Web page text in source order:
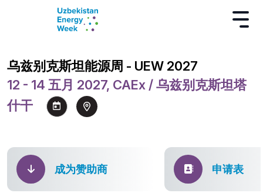
乌兹别克斯坦能源周 - UEW 2027
12 - 14 五月 2027, CAEx / 乌兹别克斯坦塔
什干
成为赞助商 申请表